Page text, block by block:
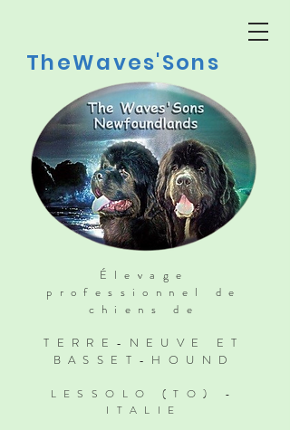
TheWaves'Sons
Élevage
professionnel de
chiens de
TERRE-NEUVE ET
BASSET-HOUND
LESSOLO (TO) -
ITALIE